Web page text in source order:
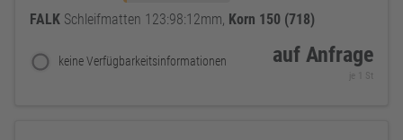
FALK Schleifmatten 123:98:12mm, Korn 150 (718)
keine Verfügbarkeitsinformationen auf Anfrage
je 1 St